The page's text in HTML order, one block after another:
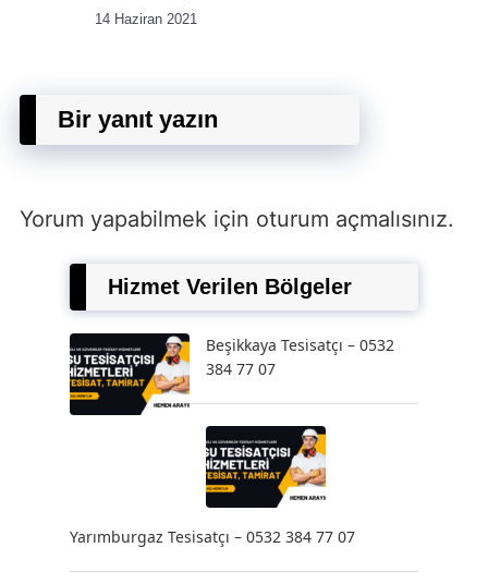
14 Haziran 2021
Bir yanıt yazın
Yorum yapabilmek için oturum açmalısınız.
Hizmet Verilen Bölgeler
Beşikkaya Tesisatçı – 0532
384 77 07
Yarımburgaz Tesisatçı – 0532 384 77 07